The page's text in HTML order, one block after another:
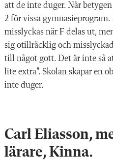
att de inte duger. När
2 för vissa
misslyckas när F delas ut,
sig otillräcklig och
till något gott. Det är inte så
lite extra”. Skolan skapar en
inte duger.
Carl Eliasson,
lärare, Kinna.